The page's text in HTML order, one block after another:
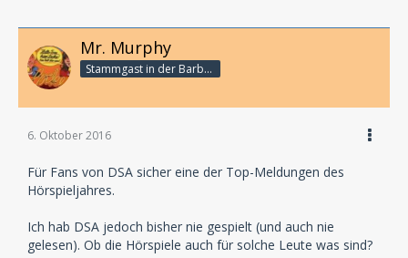
Mr. Murphy
Stammgast in der Barbarabar
6. Oktober 2016
Für Fans von DSA sicher eine der Top-Meldungen des
Hörspieljahres.
Ich hab DSA jedoch bisher nie gespielt (und auch nie
gelesen). Ob die Hörspiele auch für solche Leute was sind?